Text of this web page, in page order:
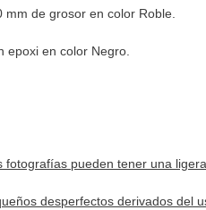
mm de grosor en color Roble.
epoxi en color Negro.
fotografías pueden tener una
desperfectos derivados del